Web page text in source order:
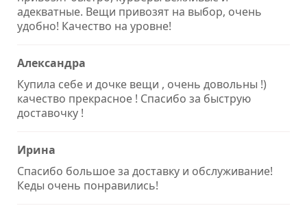
адекватные. Вещи привозят на выбор, очень
удобно! Качество на уровне!
Александра
Купила себе и дочке вещи , очень довольны !)
качество прекрасное ! Спасибо за быструю
доставочку !
Ирина
Спасибо большое за доставку и обслуживание!
Кеды очень понравились!